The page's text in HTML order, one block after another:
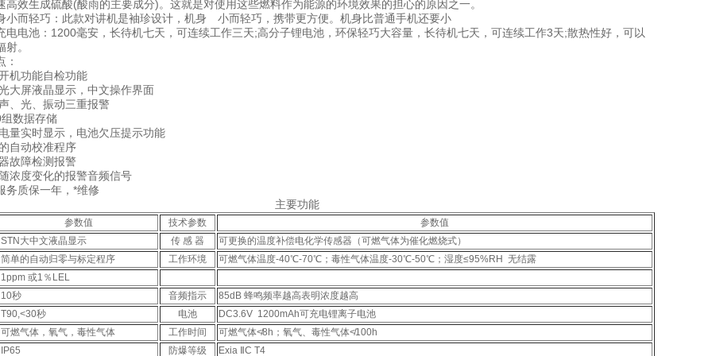
高效生成硫酸(酸雨的主要成分)。这就是对使用这些燃料作为能源的环境效果的担心的原因之一。
：此款对讲机是袖珍设计，机身 小而轻巧，携带更方便。机身比普通手机还要小
池：1200毫安，长待机七天，可连续工作三天;高分子锂电池，环保轻巧大容量，长待机七天，可连续工作3天;散热性好，可以
。
功能自检功能
液晶显示，中文操作界面
光、振动三重报警
据存储
时显示，电池欠压提示功能
动校准程序
障检测报警
变化的报警音频信号
保一年，*维修
主要功能
参数值 技术参数
参数值
STN大中文液晶显示
传 感 器
可更换的温度补偿电化学传感器（可燃气体为催化燃烧式）
简单的自动归零与标定程序
工作环境
可燃气体温度-40℃-70℃；毒性气体温度-30℃-50℃；湿度≤95%RH 无结露
1ppm 或1％LEL
10秒
音频指示
85dB 蜂鸣频率越高表明浓度越高
T90,<30秒
电池
DC3.6V 1200mAh可充电锂离子电池
可燃气体，氧气，毒性气体
工作时间
可燃气体≮8h；氧气、毒性气体≮100h
IP65
防爆等级 Exia ⅡC T4